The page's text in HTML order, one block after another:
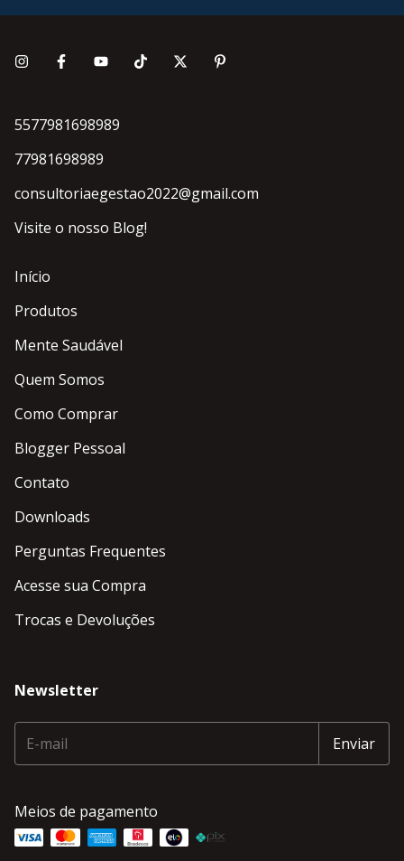
5577981698989
77981698989
consultoriaegestao2022@gmail.com
Visite o nosso Blog!
Início
Produtos
Mente Saudável
Quem Somos
Como Comprar
Blogger Pessoal
Contato
Downloads
Perguntas Frequentes
Acesse sua Compra
Trocas e Devoluções
Newsletter
Meios de pagamento